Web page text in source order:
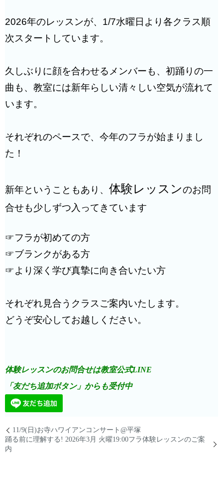
2026年のレッスンが、1/7水曜日より各クラス順
次スタートしています。
久しぶりに顔を合わせるメンバーも、初踊りの一
曲も、教室には新年らしい清々しい空気が流れて
います。
それぞれのペースで、今年のフラが始まりまし
た！
新年ということもあり、 体験レッスンのお問
合せも少しずつ入ってきています
☞フラが初めての方
☞ブランクがある方
☞より深く学び真摯に向き合いたい方
それぞれ見合うクラスご案内いたします。
どうぞ安心してお越しください。
体験レッスンのお問合せは教室公式LINE
「友だち追加ボタン」からも受付中
11/9(日)お寺ハワイアンコンサート@平塚
踊る前に理解する! 2026年3月 火曜19:00フラ体験レッスンのご案
内